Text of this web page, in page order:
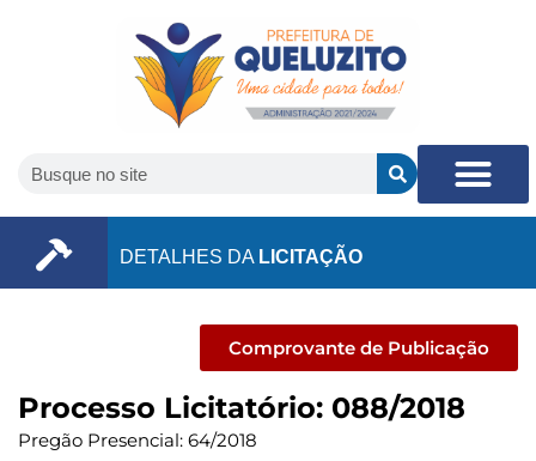
DETALHES DA LICITAÇÃO
Comprovante de Publicação
Processo Licitatório: 088/2018
Pregão Presencial: 64/2018